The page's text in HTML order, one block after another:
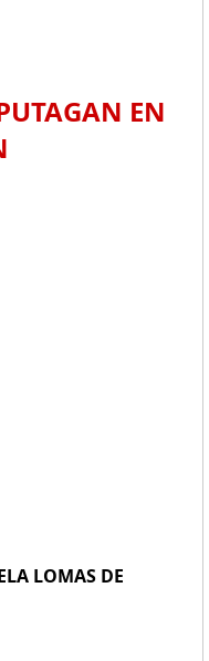
EN
LOMAS DE